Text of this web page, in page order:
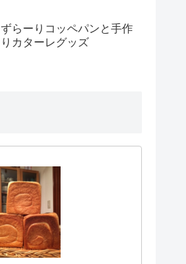
ずらーりコッペパンと手作
りカターレグッズ